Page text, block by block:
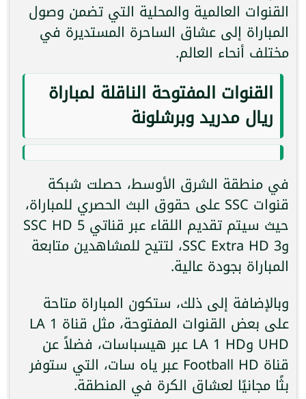
القنوات العالمية والمحلية التي تضمن وصول
المباراة إلى عشاق الساحرة المستديرة في
مختلف أنحاء العالم.
القنوات المفتوحة الناقلة لمباراة
ريال مدريد وبرشلونة
في منطقة الشرق الأوسط، حصلت شبكة
قنوات SSC على حقوق البث الحصري للمباراة،
حيث سيتم تقديم اللقاء عبر قناتي SSC HD 5
وSSC Extra HD 3، لتتيح للمشاهدين متابعة
المباراة بجودة عالية.
وبالإضافة إلى ذلك، ستكون المباراة متاحة
على بعض القنوات المفتوحة، مثل قناة LA 1
UHD وLA 1 HD عبر هيسباسات، فضلاً عن
قناة Football HD عبر ياه سات، التي ستوفر
بثًا مجانيًا لعشاق الكرة في المنطقة.